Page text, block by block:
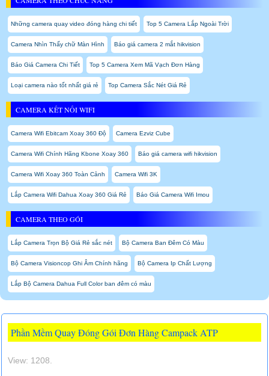
Những camera quay video đóng hàng chi tiết Top 5 Camera Lắp Ngoài Trời
Camera Nhìn Thấy chữ Màn Hình Báo giá camera 2 mắt hikvision
Báo Giá Camera Chi Tiết Top 5 Camera Xem Mã Vạch Đơn Hàng
Loại camera nào tốt nhất giá rẻ Top Camera Sắc Nét Giá Rẻ
CAMERA KẾT NỐI WIFI
Camera Wifi Ebitcam Xoay 360 Độ Camera Ezviz Cube
Camera Wifi Chính Hãng Kbone Xoay 360 Báo giá camera wifi hikvision
Camera Wifi Xoay 360 Toàn Cảnh Camera Wifi 3K
Lắp Camera Wifi Dahua Xoay 360 Giá Rẻ Báo Giá Camera Wifi Imou
CAMERA THEO GÓI
Lắp Camera Trọn Bộ Giá Rẻ sắc nét Bộ Camera Ban Đêm Có Màu
Bộ Camera Visioncop Ghi Âm Chính hãng Bộ Camera Ip Chất Lượng
Lắp Bộ Camera Dahua Full Color ban đêm có màu
Phần Mềm Quay Đóng Gói Đơn Hàng Campack ATP
View: 1208.